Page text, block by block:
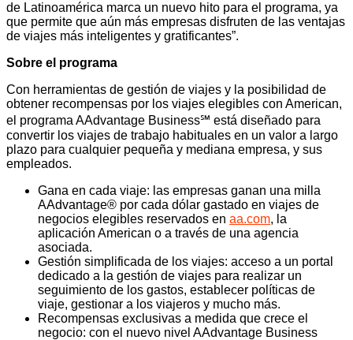
de Latinoamérica marca un nuevo hito para el programa, ya
que permite que aún más empresas disfruten de las ventajas
de viajes más inteligentes y gratificantes”.
Sobre el programa
Con herramientas de gestión de viajes y la posibilidad de
obtener recompensas por los viajes elegibles con American,
el programa AAdvantage Business℠ está diseñado para
convertir los viajes de trabajo habituales en un valor a largo
plazo para cualquier pequeña y mediana empresa, y sus
empleados.
Gana en cada viaje: las empresas ganan una milla
AAdvantage® por cada dólar gastado en viajes de
negocios elegibles reservados en aa.com, la
aplicación American o a través de una agencia
asociada.
Gestión simplificada de los viajes: acceso a un portal
dedicado a la gestión de viajes para realizar un
seguimiento de los gastos, establecer políticas de
viaje, gestionar a los viajeros y mucho más.
Recompensas exclusivas a medida que crece el
negocio: con el nuevo nivel AAdvantage Business